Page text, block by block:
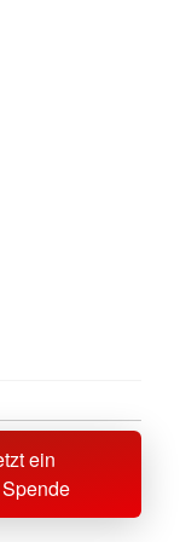
ein
wechseln zu